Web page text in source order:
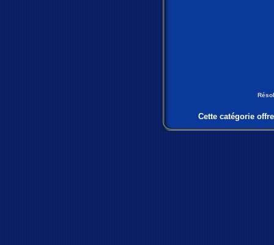
Cette catégorie